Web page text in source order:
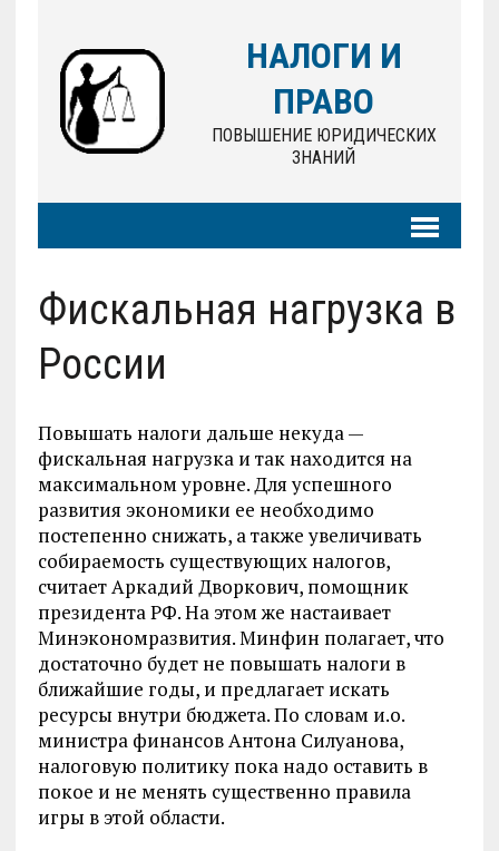
НАЛОГИ И
ПРАВО
ПОВЫШЕНИЕ ЮРИДИЧЕСКИХ
ЗНАНИЙ
Фискальная нагрузка в
России
Повышать налоги дальше некуда —
фискальная нагрузка и так находится на
максимальном уровне. Для успешного
развития экономики ее необходимо
постепенно снижать, а также увеличивать
собираемость существующих налогов,
считает Аркадий Дворкович, помощник
президента РФ. На этом же настаивает
Минэкономразвития. Минфин полагает, что
достаточно будет не повышать налоги в
ближайшие годы, и предлагает искать
ресурсы внутри бюджета. По словам и.о.
министра финансов Антона Силуанова,
налоговую политику пока надо оставить в
покое и не менять существенно правила
игры в этой области.